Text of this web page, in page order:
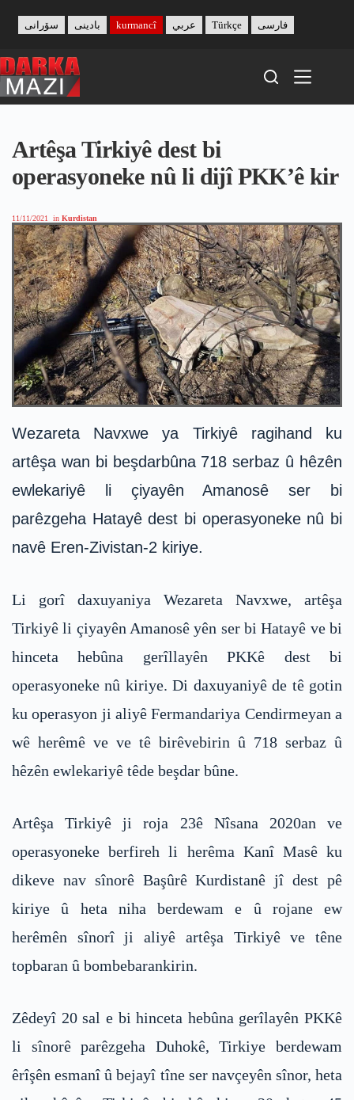
content
بادینی سۆرانی kurmancî عربي Türkçe فارسی
Artêşa Tirkiyê dest bi
operasyoneke nû li dijî PKK’ê kir
11/11/2021 in Kurdistan
Wezareta Navxwe ya Tirkiyê ragihand ku
artêşa wan bi beşdarbûna 718 serbaz û hêzên
ewlekariyê li çiyayên Amanosê ser bi
parêzgeha Hatayê dest bi operasyoneke nû bi
navê Eren-Zivistan-2 kiriye.
Li gorî daxuyaniya Wezareta Navxwe, artêşa
Tirkiyê li çiyayên Amanosê yên ser bi Hatayê ve bi
hinceta hebûna gerîllayên PKKê dest bi
operasyoneke nû kiriye. Di daxuyaniyê de tê gotin
ku operasyon ji aliyê Fermandariya Cendirmeyan a
wê herêmê ve ve tê birêvebirin û 718 serbaz û
hêzên ewlekariyê têde beşdar bûne.
Artêşa Tirkiyê ji roja 23ê Nîsana 2020an ve
operasyoneke berfireh li herêma Kanî Masê ku
dikeve nav sînorê Başûrê Kurdistanê jî dest pê
kiriye û heta niha berdewam e û rojane ew
herêmên sînorî ji aliyê artêşa Tirkiyê ve têne
topbaran û bombebarankirin.
Zêdeyî 20 sal e bi hinceta hebûna gerîlayên PKKê
li sînorê parêzgeha Duhokê, Tirkiye berdewam
êrîşên esmanî û bejayî tîne ser navçeyên sînor, heta